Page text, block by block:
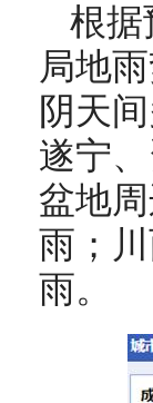
根据
局地
阴天
遂宁
盆地
雨；
雨。